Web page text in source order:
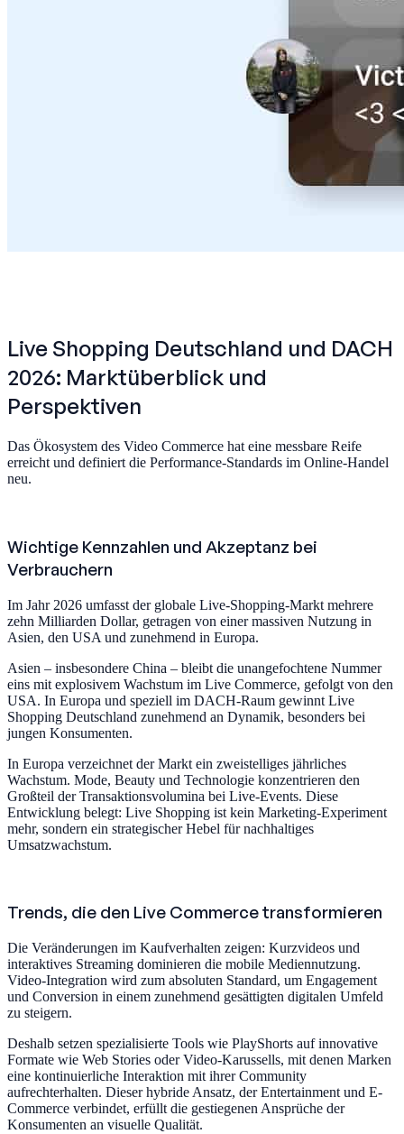
Live Shopping Deutschland und DACH
2026: Marktüberblick und
Perspektiven
Das Ökosystem des Video Commerce hat eine messbare Reife
erreicht und definiert die Performance-Standards im Online-Handel
neu.
Wichtige Kennzahlen und Akzeptanz bei
Verbrauchern
Im Jahr 2026 umfasst der globale Live-Shopping-Markt mehrere
zehn Milliarden Dollar, getragen von einer massiven Nutzung in
Asien, den USA und zunehmend in Europa.
Asien – insbesondere China – bleibt die unangefochtene Nummer
eins mit explosivem Wachstum im Live Commerce, gefolgt von den
USA. In Europa und speziell im DACH-Raum gewinnt Live
Shopping Deutschland zunehmend an Dynamik, besonders bei
jungen Konsumenten.
In Europa verzeichnet der Markt ein zweistelliges jährliches
Wachstum. Mode, Beauty und Technologie konzentrieren den
Großteil der Transaktionsvolumina bei Live-Events. Diese
Entwicklung belegt: Live Shopping ist kein Marketing-Experiment
mehr, sondern ein strategischer Hebel für nachhaltiges
Umsatzwachstum.
Trends, die den Live Commerce transformieren
Die Veränderungen im Kaufverhalten zeigen: Kurzvideos und
interaktives Streaming dominieren die mobile Mediennutzung.
Video-Integration wird zum absoluten Standard, um Engagement
und Conversion in einem zunehmend gesättigten digitalen Umfeld
zu steigern.
Deshalb setzen spezialisierte Tools wie PlayShorts auf innovative
Formate wie Web Stories oder Video-Karussells, mit denen Marken
eine kontinuierliche Interaktion mit ihrer Community
aufrechterhalten. Dieser hybride Ansatz, der Entertainment und E-
Commerce verbindet, erfüllt die gestiegenen Ansprüche der
Konsumenten an visuelle Qualität.